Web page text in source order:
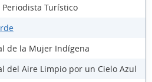
Turístico
de la Mujer Indígena
del Aire Limpio por un Cielo Azul